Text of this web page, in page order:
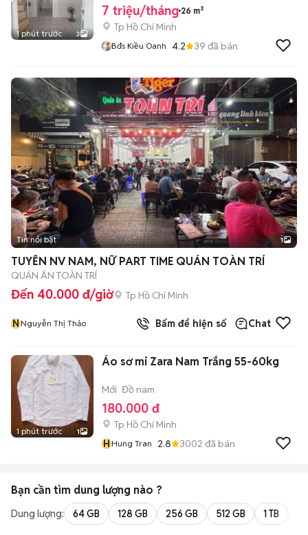
1 phút trước 3
7 triệu/tháng 26 m²
Tp Hồ Chí Minh
Bđs Kiều Oanh 4.2 39 đã bán
Tin nổi bật 1
TUYỂN NV NAM, NỮ PART TIME QUÁN TOÀN TRÍ
QUÁN ĂN TOÀN TRÍ
Đến 40.000 đ/giờ Tp Hồ Chí Minh
NNguyễn Thị Thảo Bấm để hiện số Chat
1 phút trước 1
Áo sơ mi Zara Nam Trắng 55-60kg
Mới Đồ nam
180.000 đ
Tp Hồ Chí Minh
HHung Tran 2.8 3002 đã bán
Bạn cần tìm dung lượng nào ?
Dung lượng: 64 GB 128 GB 256 GB 512 GB 1 TB